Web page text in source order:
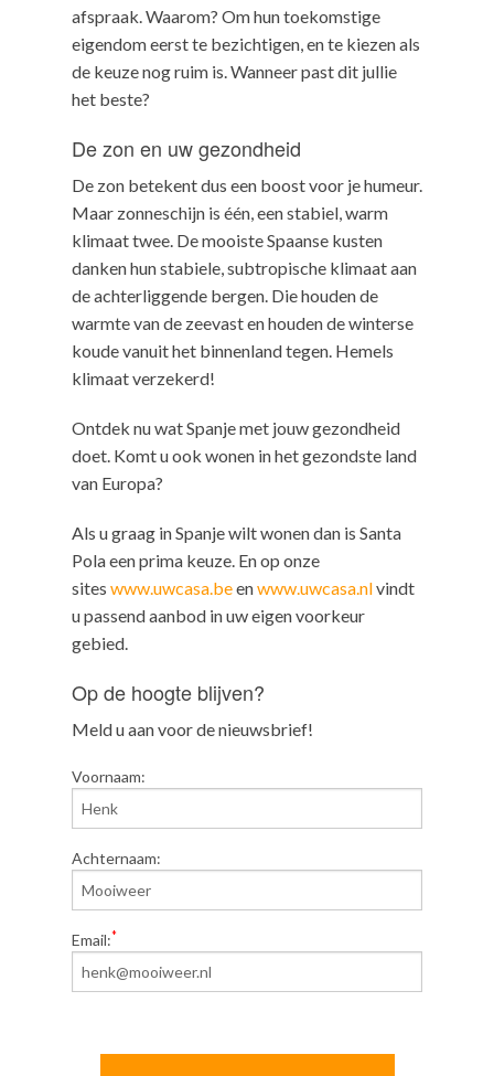
afspraak. Waarom? Om hun toekomstige
eigendom eerst te bezichtigen, en te kiezen als
de keuze nog ruim is. Wanneer past dit jullie
het beste?
De zon en uw gezondheid
De zon betekent dus een boost voor je humeur.
Maar zonneschijn is één, een stabiel, warm
klimaat twee. De mooiste Spaanse kusten
danken hun stabiele, subtropische klimaat aan
de achterliggende bergen. Die houden de
warmte van de zeevast en houden de winterse
koude vanuit het binnenland tegen. Hemels
klimaat verzekerd!
Ontdek nu wat Spanje met jouw gezondheid
doet. Komt u ook wonen in het gezondste land
van Europa?
Als u graag in Spanje wilt wonen dan is Santa
Pola een prima keuze. En op onze
sites www.uwcasa.beenwww.uwcasa.nlvindt
u passend aanbod in uw eigen voorkeur
gebied.
Op de hoogte blijven?
Meld u aan voor de nieuwsbrief!
Voornaam:
Achternaam:
Email:*